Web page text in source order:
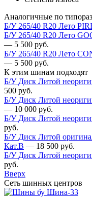
Аналогичные по
Б/У 265/40 R20 Лето
Б/У 265/40 R20 Лето
— 5 500 руб.
Б/У 265/40 R20 Лето
— 5 500 руб.
К этим шинам подходят
Б/У Диск Литой
500 руб.
Б/У Диск Литой
— 10 000 руб.
Б/У Диск Литой
руб.
Б/У Диск Литой
Кат.В — 18 500 руб.
Б/У Диск Литой
руб.
Вверх
Сеть шинных центров
Шина-33